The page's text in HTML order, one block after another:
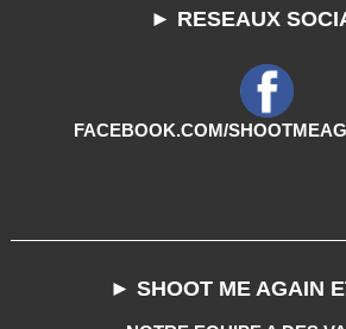
► RESEAUX
FACEBOOK.COM/
► SHOOT ME AGAIN